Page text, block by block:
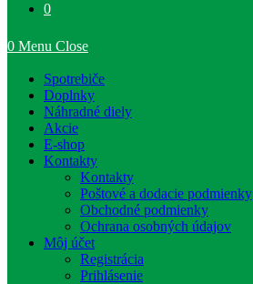
0
0 Menu Close
Spotrebiče
Doplnky
Náhradné diely
Akcie
E-shop
Kontakty
Kontakty
Poštové a dodacie podmienky
Obchodné podmienky
Ochrana osobných údajov
Môj účet
Registrácia
Prihlásenie